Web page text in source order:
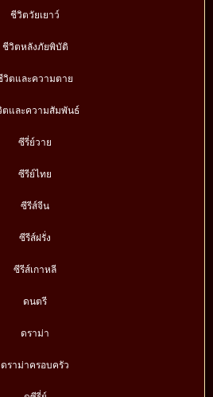
ชีวิตวัยเยาว์
ชีวิตหลังภัยพิบัติ
วิตและความตาย
ตและความสัมพันธ์
ซีรี่ย์วาย
ซีรีย์ไทย
ซีรีส์จีน
ซีรีส์ฝรั่ง
ซีรีส์เกาหลี
ดนตรี
ดราม่า
ดราม่าครอบครัว